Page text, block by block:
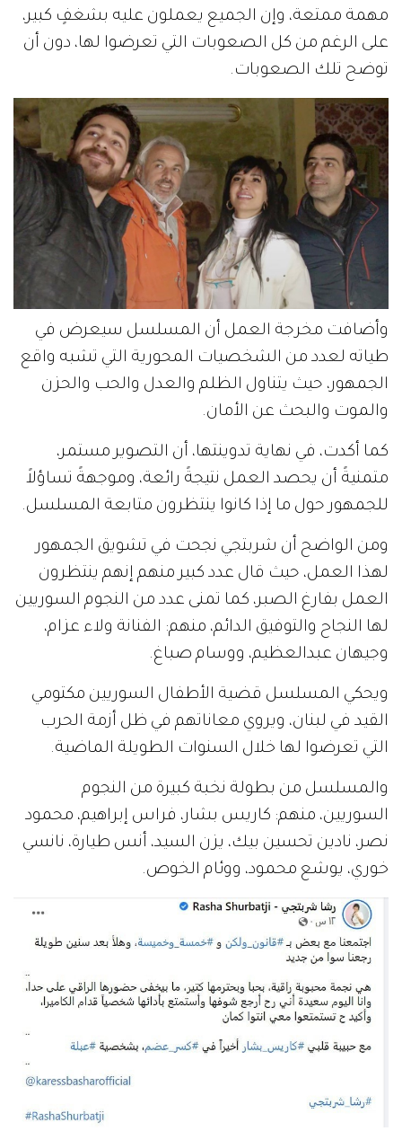
مهمة ممتعة، وإن الجميع يعملون عليه بشغفٍ كبير،
على الرغم من كل الصعوبات التي تعرضوا لها، دون أن
توضح تلك الصعوبات.
وأضافت مخرجة العمل أن المسلسل سيعرض في
طياته لعدد من الشخصيات المحورية التي تشبه واقع
الجمهور، حيث يتناول الظلم والعدل والحب والحزن
والموت والبحث عن الأمان.
كما أكدت، في نهاية تدوينتها، أن التصوير مستمر،
متمنيةً أن يحصد العمل نتيجةً رائعة، وموجهةً تساؤلاً
للجمهور حول ما إذا كانوا ينتظرون متابعة المسلسل.
ومن الواضح أن شربتجي نجحت في تشويق الجمهور
لهذا العمل، حيث قال عدد كبير منهم إنهم ينتظرون
العمل بفارغ الصبر، كما تمنى عدد من النجوم السوريين
لها النجاح والتوفيق الدائم، منهم: الفنانة ولاء عزام،
وجيهان عبدالعظيم، ووسام صباغ.
ويحكي المسلسل قضية الأطفال السوريين مكتومي
القيد في لبنان، ويروي معاناتهم في ظل أزمة الحرب
التي تعرضوا لها خلال السنوات الطويلة الماضية.
والمسلسل من بطولة نخبة كبيرة من النجوم
السوريين، منهم: كاريس بشار، فراس إبراهيم، محمود
نصر، نادين تحسين بيك، يزن السيد، أنس طيارة، نانسي
خوري، يوشع محمود، ووئام الخوص.